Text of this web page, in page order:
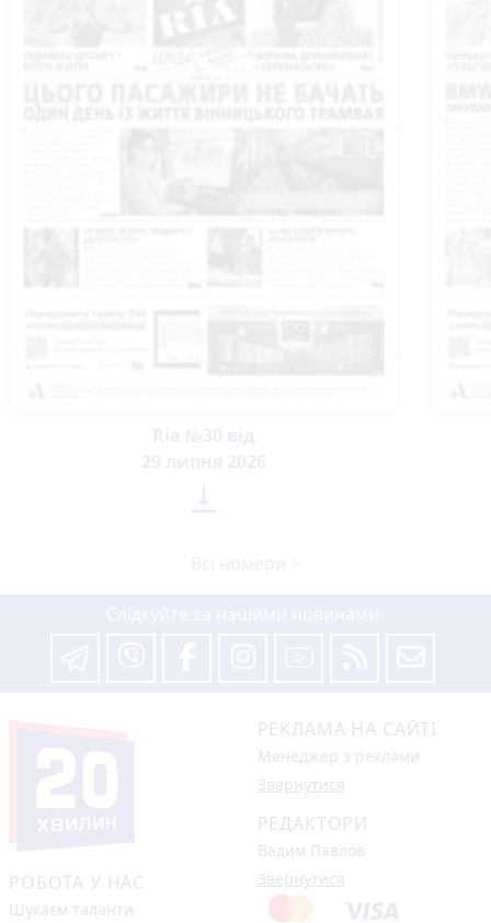
РОБОТА У НАС
Шукаєм таланти
РЕКЛАМА НА САЙТІ
Менеджер з реклами
Звернутися
РЕДАКТОРИ
Вадим Павлов
Звернутися